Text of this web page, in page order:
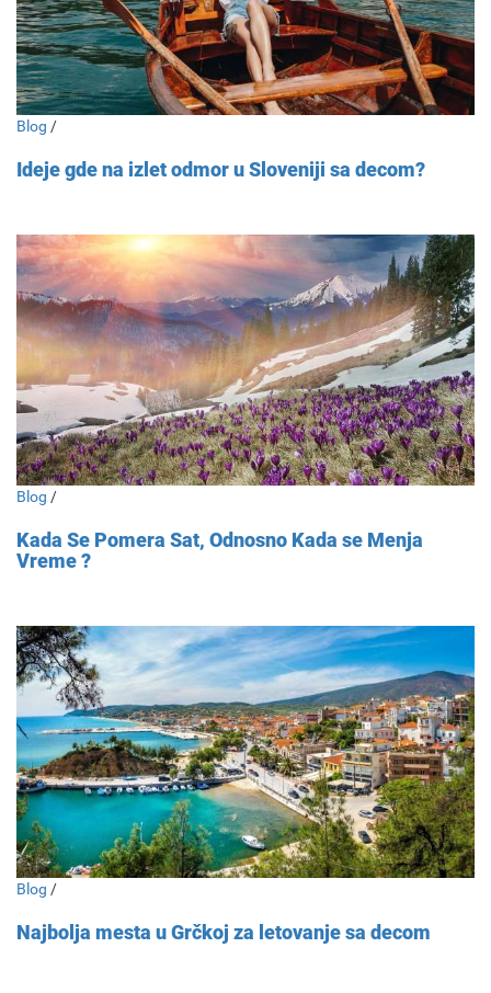
Blog /
Ideje gde na izlet odmor u Sloveniji sa decom?
Blog /
Kada Se Pomera Sat, Odnosno Kada se Menja
Vreme ?
Blog /
Najbolja mesta u Grčkoj za letovanje sa decom